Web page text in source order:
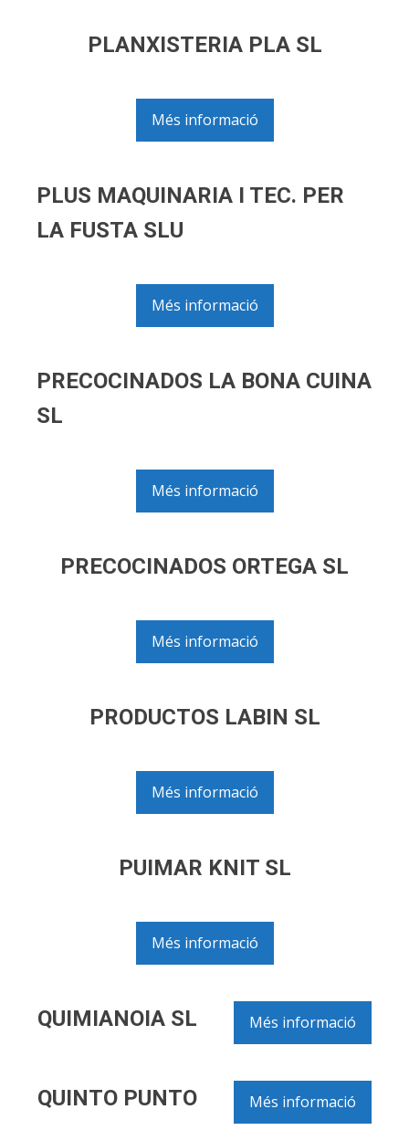
PLANXISTERIA PLA SL
Més informació
PLUS MAQUINARIA I TEC. PER
LA FUSTA SLU
Més informació
PRECOCINADOS LA BONA CUINA
SL
Més informació
PRECOCINADOS ORTEGA SL
Més informació
PRODUCTOS LABIN SL
Més informació
PUIMAR KNIT SL
Més informació
QUIMIANOIA SL Més informació
QUINTO PUNTO Més informació